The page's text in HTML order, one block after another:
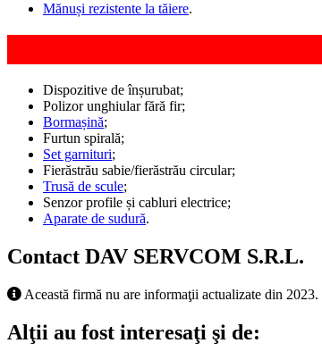
Mănuși rezistente la tăiere.
Dispozitive de înșurubat;
Polizor unghiular fără fir;
Bormașină;
Furtun spirală;
Set garnituri;
Fierăstrău sabie/fierăstrău circular;
Trusă de scule;
Senzor profile și cabluri electrice;
Aparate de sudură.
Contact DAV SERVCOM S.R.L.
Această firmă nu are informaţii actualizate din 2023.
Alţii au fost interesaţi şi de: